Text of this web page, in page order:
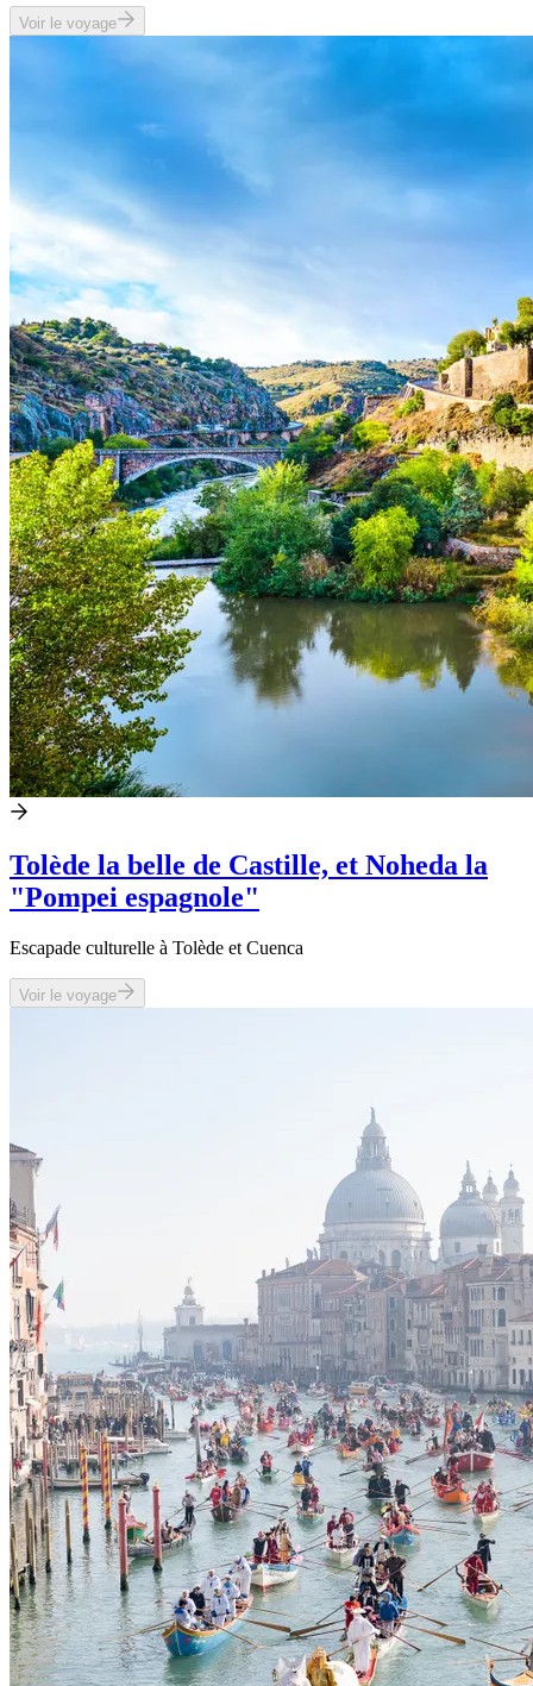
Voir le voyage
Tolède la belle de Castille, et Noheda la
"Pompei espagnole"
Escapade culturelle à Tolède et Cuenca
Voir le voyage